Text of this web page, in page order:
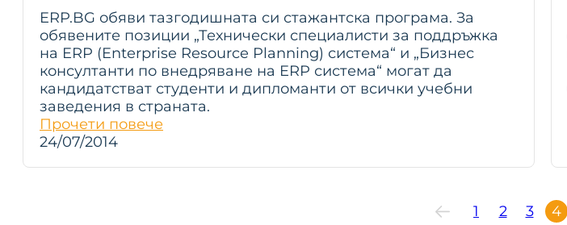
ERP.BG обяви тазгодишната си стажантска програма. За
обявените позиции „Технически специалисти за поддръжка
на ERP (Enterprise Resource Planning) система“ и „Бизнес
консултанти по внедряване на ERP система“ могат да
кандидатстват студенти и дипломанти от всички учебни
заведения в страната.
Прочети повече
24/07/2014
1 2 3 4